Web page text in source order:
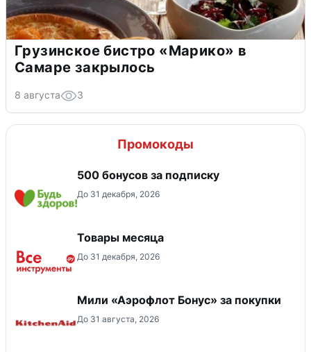
Грузинское бистро «Марико» в
Самаре закрылось
8 августа 3
Промокоды
500 бонусов за подписку
До 31 декабря, 2026
Товары месяца
До 31 декабря, 2026
Мили «Аэрофлот Бонус» за покупки
До 31 августа, 2026